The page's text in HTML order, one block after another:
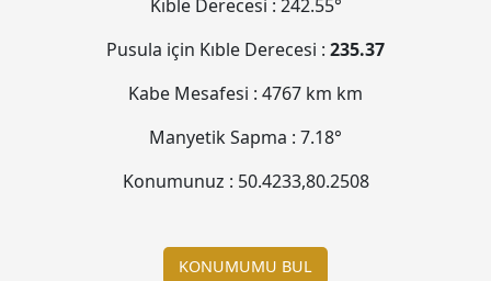
Kıble Derecesi : 242.55°
Pusula için Kıble Derecesi : 235.37
Kabe Mesafesi : 4767 km km
Manyetik Sapma : 7.18°
Konumunuz : 50.4233,80.2508
KONUMUMU BUL